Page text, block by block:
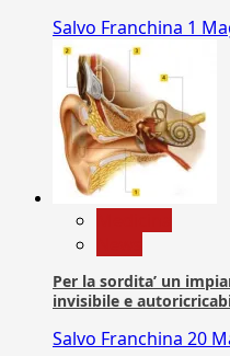
Salvo Franchina 1
Per la sordita’ un
invisibile e
Salvo Franchina 20